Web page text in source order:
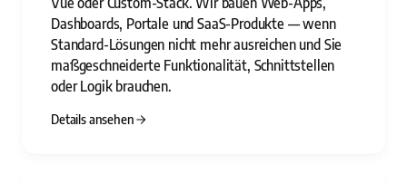
Dashboards, Portale und SaaS-Produkte — wenn
Standard-Lösungen nicht mehr ausreichen und Sie
maßgeschneiderte Funktionalität, Schnittstellen
oder Logik brauchen.
Details ansehen